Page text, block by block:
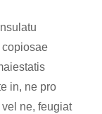
in, ne pro
ne, feugiat